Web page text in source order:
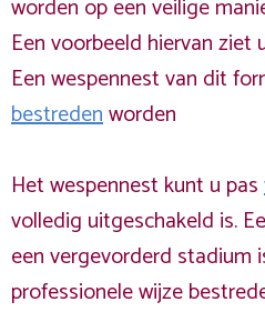
worden op een veilige
Een voorbeeld hiervan
Een wespennest van dit
bestredenworden
Het wespennest kunt u pas
volledig uitgeschakeld is.
een vergevorderd stadium
professionele wijze